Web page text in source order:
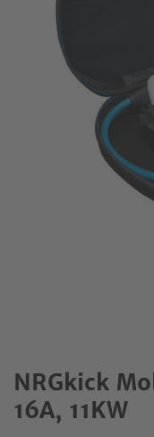
NRGkick
16A, 11KW